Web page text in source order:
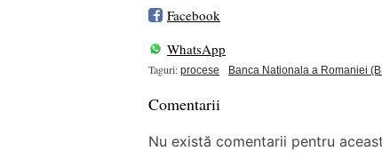
Facebook
WhatsApp
Taguri: procese Banca Nationala a Romaniei
Comentarii
Nu există comentarii pentru